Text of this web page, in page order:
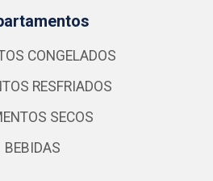
CONGELADOS
RESFRIADOS
SECOS
BEBIDAS